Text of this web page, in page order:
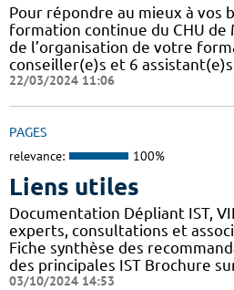
Pour répondre au mieux à vos
formation continue du CHU
de l’organisation de votre
conseiller(e)s et 6
22/03/2024 11:06
PAGES
relevance: 100%
Liens utiles
Documentation Dépliant IST,
experts, consultations et
Fiche synthèse des
des principales IST Brochure
03/10/2024 14:53